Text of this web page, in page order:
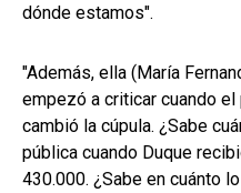
dónde estamos".
"Además, ella (María
empezó a criticar cuando
cambió la cúpula. ¿Sabe
pública cuando Duque
430.000. ¿Sabe en cuánto